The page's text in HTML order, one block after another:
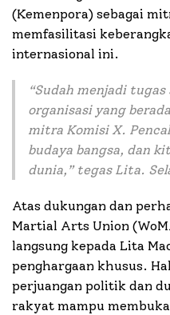
(Kemenpora) sebagai
memfasilitasi
internasional ini.
“Sudah menjadi tugas
organisasi yang
mitra Komisi X.
budaya bangsa, dan
dunia,” tegas Lita.
Atas dukungan dan
Martial Arts Union
langsung kepada Lita
penghargaan khusus.
perjuangan politik dan
rakyat mampu